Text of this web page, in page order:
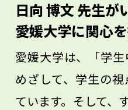
自分がいる環境で目
日向 博文 先生が
愛媛大学に関心
愛媛大学は、「学
めざして、学生の
ています。そして、